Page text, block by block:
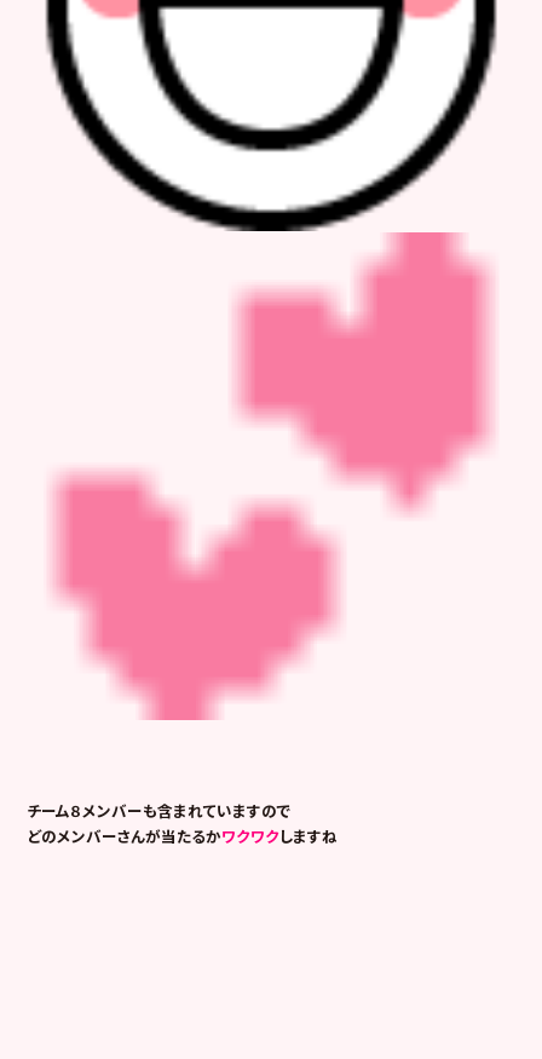
チーム８メンバーも含まれていますので
どのメンバーさんが当たるかワクワクしますね